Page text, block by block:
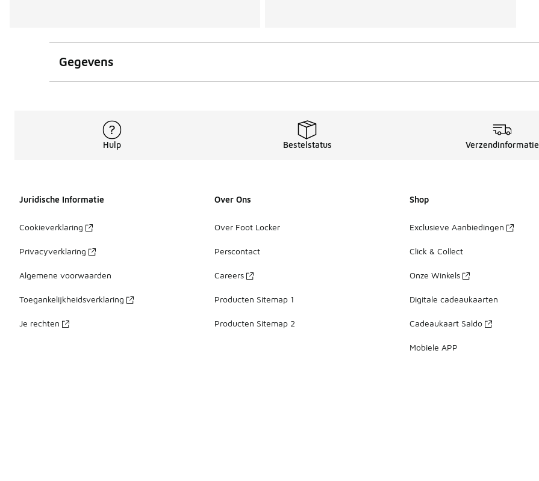
Gegevens
Hulp Bestelstatus Verzendinformatie
Juridische Informatie
Cookieverklaring
Privacyverklaring
Algemene voorwaarden
Toegankelijkheidsverklaring
Je rechten
Over Ons
Over Foot Locker
Perscontact
Careers
Producten Sitemap 1
Producten Sitemap 2
Shop
Exclusieve Aanbiedingen
Click & Collect
Onze Winkels
Digitale cadeaukaarten
Cadeaukaart Saldo
Mobiele APP